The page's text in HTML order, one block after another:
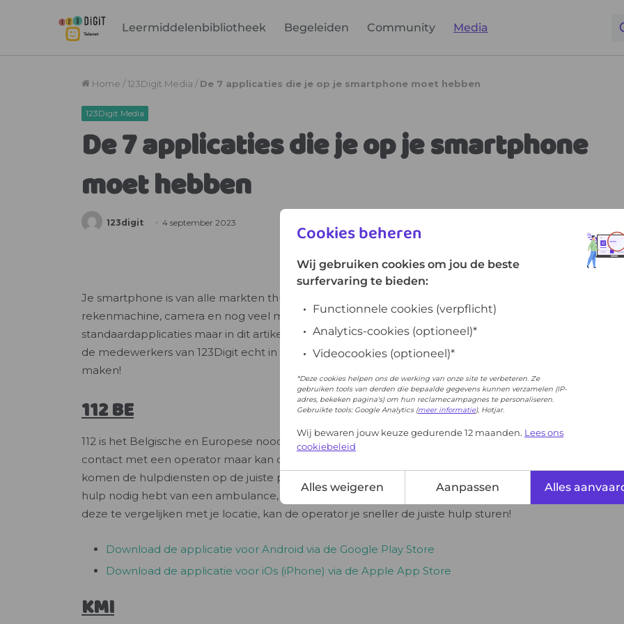
Leermiddelenbibliotheek Begeleiden Community Media
Cookies beheren
Wij gebruiken cookies om jou de beste
surfervaring te bieden:
Functionnele cookies (verpflicht)
Analytics-cookies (optioneel)*
Videocookies (optioneel)*
*Deze cookies helpen ons de werking van onze site te verbeteren. Ze
gebruiken tools van derden die bepaalde gegevens kunnen verzamelen (IP-
adres, bekeken pagina's) om hun reclamecampagnes te personaliseren.
Gebruikte tools: Google Analytics (meer informatie), Hotjar.
Wij bewaren jouw keuze gedurende 12 maanden. Lees ons
cookiebeleid
Alles weigeren Aanpassen Alles